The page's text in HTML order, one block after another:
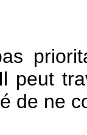
peut
de ne